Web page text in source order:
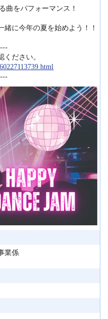
曲をパフォーマンス！
に今年の夏を始めよう！！
ださい。
業係